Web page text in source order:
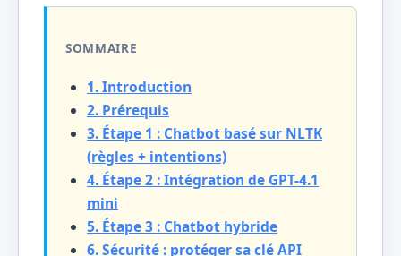
SOMMAIRE
1. Introduction
2. Prérequis
3. Étape 1 : Chatbot basé sur NLTK
(règles + intentions)
4. Étape 2 : Intégration de GPT-4.1
mini
5. Étape 3 : Chatbot hybride
6. Sécurité : protéger sa clé API